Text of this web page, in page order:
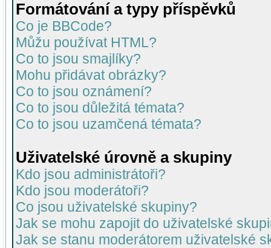
Formátování a typy příspěvků
Co je BBCode?
Můžu používat HTML?
Co to jsou smajlíky?
Mohu přidávat obrázky?
Co to jsou oznámení?
Co to jsou důležitá témata?
Co to jsou uzamčená témata?
Uživatelské úrovně a skupiny
Kdo jsou administrátoři?
Kdo jsou moderátoři?
Co jsou uživatelské skupiny?
Jak se mohu zapojit do uživatelské
Jak se stanu moderátorem uživatelské